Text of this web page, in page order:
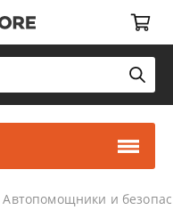
Автопомощники и